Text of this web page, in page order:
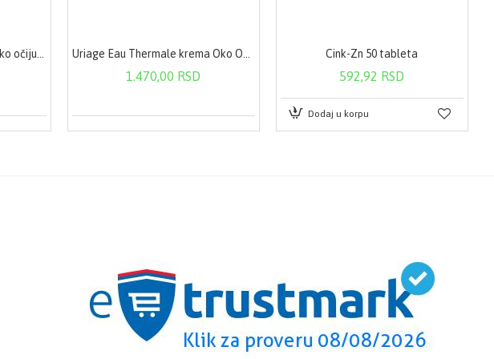
Eucerin AQUAporin krema oko očiju 15 ml Uriage Eau Thermale krema Oko Oka 15 ml 1200
1.470,00 RSD
Cink-Zn 50 tableta
592,92 RSD
Dodaj u korpu